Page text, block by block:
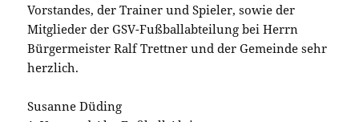
Vorstandes, der Trainer und Spieler, sowie der
Mitglieder der GSV-Fußballabteilung bei Herrn
Bürgermeister Ralf Trettner und der Gemeinde sehr
herzlich.
Susanne Düding